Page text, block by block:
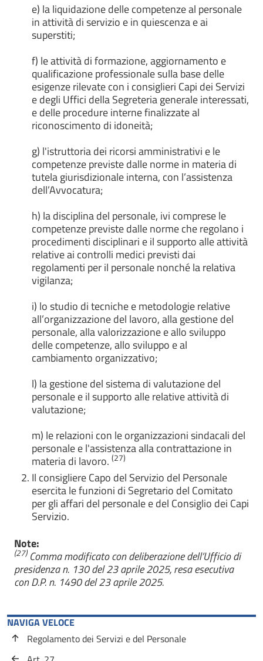
e) la liquidazione delle competenze al personale
in attività di servizio e in quiescenza e ai
superstiti;
f) le attività di formazione, aggiornamento e
qualificazione professionale sulla base delle
esigenze rilevate con i consiglieri Capi dei Servizi
e degli Uffici della Segreteria generale interessati,
e delle procedure interne finalizzate al
riconoscimento di idoneità;
g) l'istruttoria dei ricorsi amministrativi e le
competenze previste dalle norme in materia di
tutela giurisdizionale interna, con l’assistenza
dell’Avvocatura;
h) la disciplina del personale, ivi comprese le
competenze previste dalle norme che regolano i
procedimenti disciplinari e il supporto alle attività
relative ai controlli medici previsti dai
regolamenti per il personale nonché la relativa
vigilanza;
i) lo studio di tecniche e metodologie relative
all’organizzazione del lavoro, alla gestione del
personale, alla valorizzazione e allo sviluppo
delle competenze, allo sviluppo e al
cambiamento organizzativo;
l) la gestione del sistema di valutazione del
personale e il supporto alle relative attività di
valutazione;
m) le relazioni con le organizzazioni sindacali del
personale e l'assistenza alla contrattazione in
materia di lavoro. (27)
Il consigliere Capo del Servizio del Personale
esercita le funzioni di Segretario del Comitato
per gli affari del personale e del Consiglio dei Capi
Servizio.
Note:
(27)Comma modificato con deliberazione dell’Ufficio di
presidenza n. 130 del 23 aprile 2025, resa esecutiva
con D.P. n. 1490 del 23 aprile 2025.
NAVIGA VELOCE
Regolamento dei Servizi e del Personale